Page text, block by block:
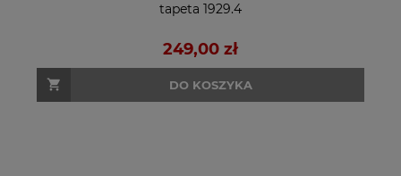
tapeta 1929.4
249,00 zł
DO KOSZYKA